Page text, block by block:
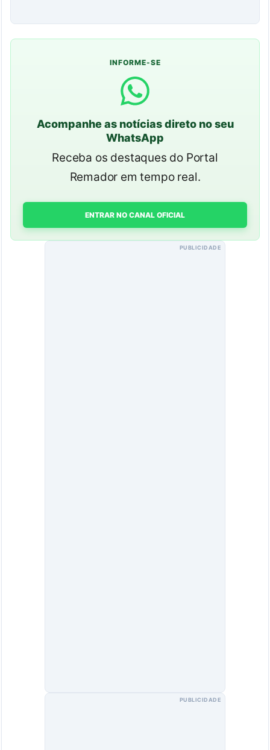
INFORME-SE
Acompanhe as notícias direto no seu
WhatsApp
Receba os destaques do Portal
Remador em tempo real.
ENTRAR NO CANAL OFICIAL
PUBLICIDADE
PUBLICIDADE